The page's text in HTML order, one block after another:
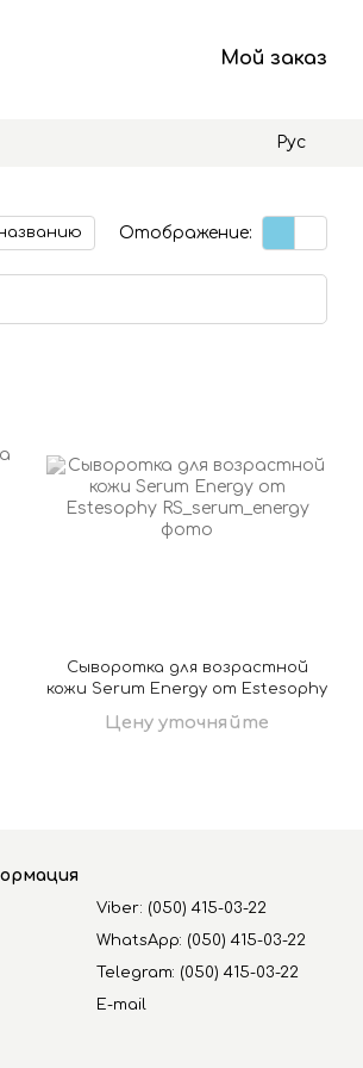
Мой заказ
Рус
Отображение:
Сыворотка для возрастной
кожи Serum Energy от Estesophy
Цену уточняйте
Viber: (050) 415-03-22
WhatsApp: (050) 415-03-22
Telegram: (050) 415-03-22
E-mail